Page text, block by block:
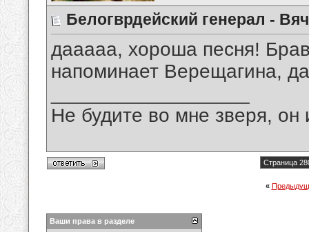
Белогврдейский генерал -
дааааа, хороша песня!
напоминает Верещагина,
Не будите во мне зверя, он
Страница
«
Ваши права в разделе